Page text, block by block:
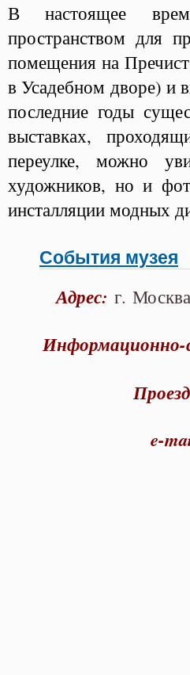
В настоящее
пространством для
помещения на
в Усадебном дворе) и
последние годы
выставках,
переулке, можно
художников, но и
инсталляции модных
События музея
Адрес: г.
Информационно-
e-